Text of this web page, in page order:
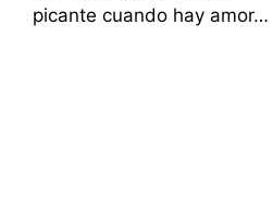
picante cuando hay amor…